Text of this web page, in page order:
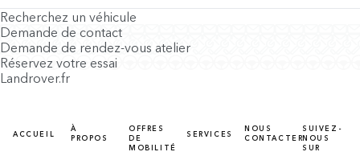
Recherchez un véhicule
Demande de contact
Demande de rendez-vous atelier
Réservez votre essai
Landrover.fr
ACCUEIL
À
PROPOS
OFFRES
DE
MOBILITÉ
SERVICES
NOUS
CONTACTER
SUIVEZ-
NOUS
SUR